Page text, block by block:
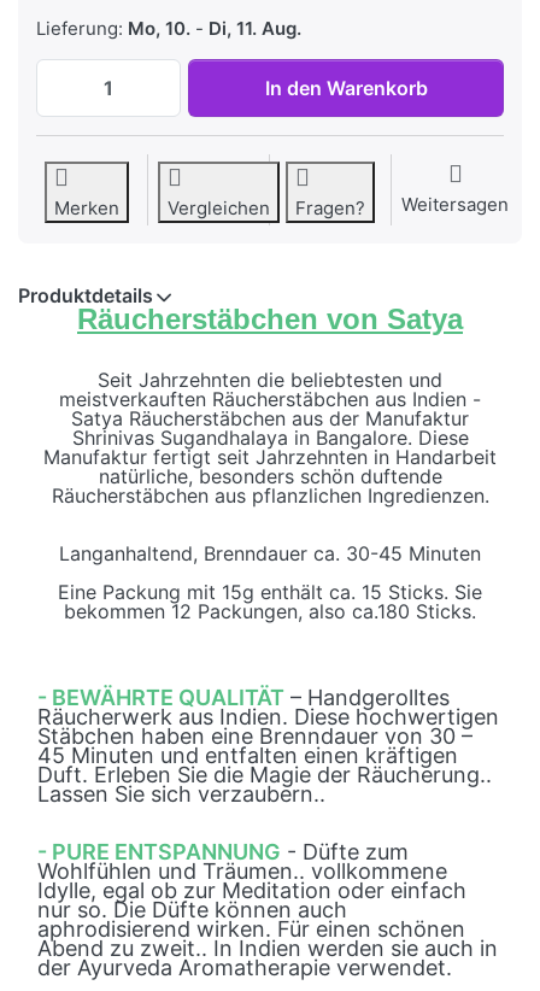
Lieferung: Mo, 10. - Di, 11. Aug.
Satya Räucherstäbchen California White
In den Warenkorb
Merken Vergleichen Fragen? Weitersagen
Produktdetails
Räucherstäbchen von Satya
Seit Jahrzehnten die beliebtesten und
meistverkauften Räucherstäbchen aus Indien -
Satya Räucherstäbchen aus der Manufaktur
Shrinivas Sugandhalaya in Bangalore. Diese
Manufaktur fertigt seit Jahrzehnten in Handarbeit
natürliche, besonders schön duftende
Räucherstäbchen aus pflanzlichen Ingredienzen.
Langanhaltend, Brenndauer ca. 30-45 Minuten
Eine Packung mit 15g enthält ca. 15 Sticks. Sie
bekommen 12 Packungen, also ca.180 Sticks.
- BEWÄHRTE QUALITÄT – Handgerolltes
Räucherwerk aus Indien. Diese hochwertigen
Stäbchen haben eine Brenndauer von 30 –
45 Minuten und entfalten einen kräftigen
Duft. Erleben Sie die Magie der Räucherung..
Lassen Sie sich verzaubern..
- PURE ENTSPANNUNG - Düfte zum
Wohlfühlen und Träumen.. vollkommene
Idylle, egal ob zur Meditation oder einfach
nur so. Die Düfte können auch
aphrodisierend wirken. Für einen schönen
Abend zu zweit.. In Indien werden sie auch in
der Ayurveda Aromatherapie verwendet.